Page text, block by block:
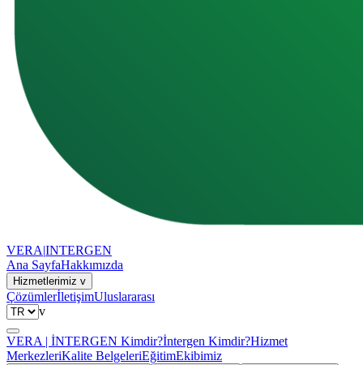
VERA|INTERGEN
Ana SayfaHakkımızda
Hizmetlerimiz v
ÇözümlerİletişimUluslararası
v
VERA | İNTERGEN Kimdir?İntergen Kimdir?Hizmet
MerkezleriKalite BelgeleriEğitimEkibimiz